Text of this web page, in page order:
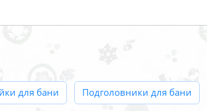
для бани Подголовники для бани